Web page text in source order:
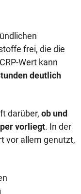
frei, die die
Wert kann
deutlich
darüber, ob und
vorliegt. In der
vor allem genutzt,